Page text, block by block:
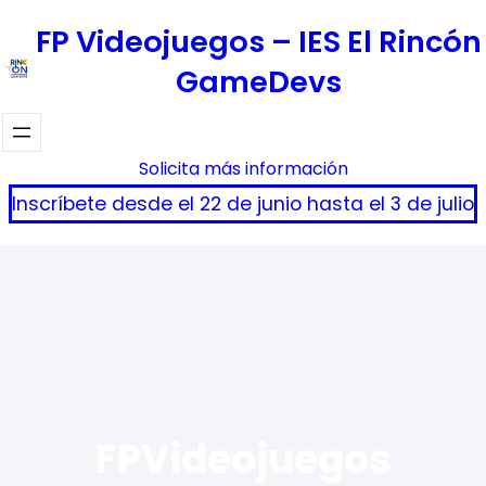
contenido
FP Videojuegos – IES El Rincón
GameDevs
Solicita más información
Inscríbete desde el 22 de junio hasta el 3 de julio